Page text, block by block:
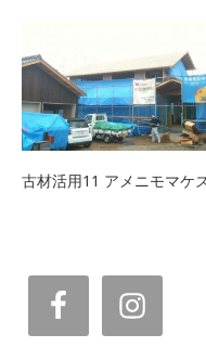
古材活用11 アメニモマケ